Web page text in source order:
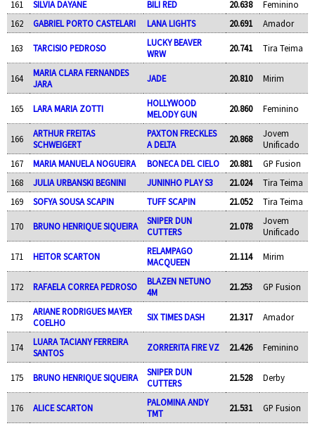
161
SILVIA DAYANE BILI RED 20.638
Feminino
162
GABRIEL PORTO CASTELARI LANA LIGHTS 20.691 Amador
163 TARCISIO PEDROSO
LUCKY BEAVER
WRW
20.741 Tira Teima
164
MARIA CLARA FERNANDES
JARA
JADE 20.810 Mirim
165 LARA MARIA ZOTTI
HOLLYWOOD
MELODY GUN
20.860 Feminino
166
ARTHUR FREITAS
SCHWEIGERT
PAXTON FRECKLES
A DELTA
20.868
Jovem
Unificado
167
MARIA MANUELA NOGUEIRA BONECA DEL CIELO 20.881
GP Fusion
168
JULIA URBANSKI BEGNINI JUNINHO PLAY S3 21.024
Tira Teima
169
SOFYA SOUSA SCAPIN TUFF SCAPIN 21.052 Tira Teima
170 BRUNO HENRIQUE SIQUEIRA
SNIPER DUN
CUTTERS
21.078
Jovem
Unificado
171 HEITOR SCARTON
RELAMPAGO
MACQUEEN
21.114 Mirim
172 RAFAELA CORREA PEDROSO
BLAZEN NETUNO
4M
21.253 GP Fusion
173
ARIANE RODRIGUES MAYER
COELHO
SIX TIMES DASH 21.317 Amador
174
LUARA TACIANY FERREIRA
SANTOS
ZORRERITA FIRE VZ 21.426 Feminino
175 BRUNO HENRIQUE SIQUEIRA
SNIPER DUN
CUTTERS
21.528 Derby
176 ALICE SCARTON
PALOMINA ANDY
TMT
21.531 GP Fusion